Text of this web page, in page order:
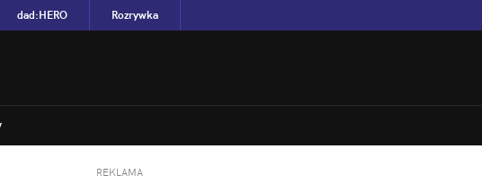
dad:HERO Rozrywka
REKLAMA